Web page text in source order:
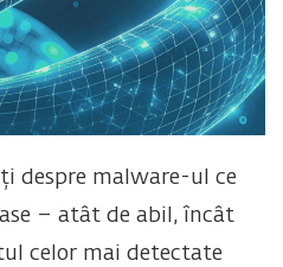
despre malware-ul ce
– atât de abil, încât
celor mai detectate